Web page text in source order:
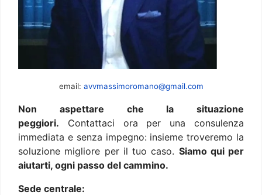
email: avvmassimoromano@gmail.com
Non aspettare che la situazione
peggiori. Contattaci ora per una consulenza
immediata e senza impegno: insieme troveremo la
soluzione migliore per il tuo caso. Siamo qui per
aiutarti, ogni passo del cammino.
Sede centrale: